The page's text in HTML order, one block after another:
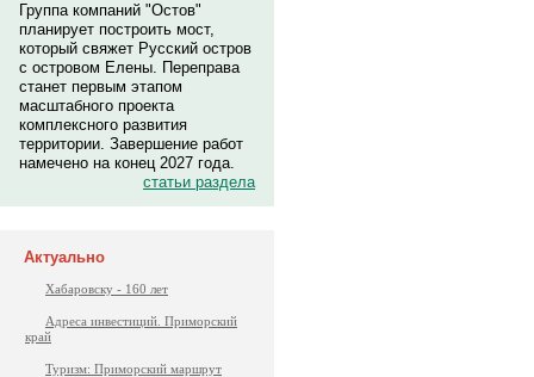
Группа компаний "Остов"
планирует построить мост,
который свяжет Русский остров
с островом Елены. Переправа
станет первым этапом
масштабного проекта
комплексного развития
территории. Завершение работ
намечено на конец 2027 года.
статьи раздела
Актуально
Хабаровску - 160 лет
Адреса инвестиций. Приморский
край
Туризм: Приморский маршрут